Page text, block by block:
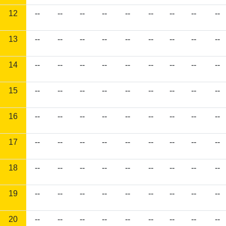
12 -- -- -- -- -- -- -- -- --
13 -- -- -- -- -- -- -- -- --
14 -- -- -- -- -- -- -- -- --
15 -- -- -- -- -- -- -- -- --
16 -- -- -- -- -- -- -- -- --
17 -- -- -- -- -- -- -- -- --
18 -- -- -- -- -- -- -- -- --
19 -- -- -- -- -- -- -- -- --
20 -- -- -- -- -- -- -- -- --